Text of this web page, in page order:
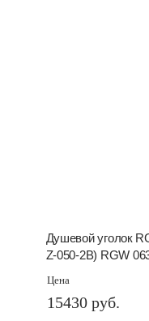
Душевой уголок
Z-050-2B) RGW
Цена
15430 руб.